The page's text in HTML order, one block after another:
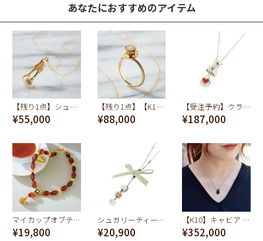
あなたにおすすめのアイテム
【残り1点】シュガートング ネックレス K10-イエローゴールド
¥55,000
【残り1点】【K10】ティーカップ リング
¥88,000
【受注予約】クラウンエッグネックレス
¥187,000
マイカップオブティー ネックレス
¥19,800
シュガリーティースプーン ネックレス
¥20,900
【K10】キャビア ネックレス 5g【オーダージュエリー】【受注予約】
¥352,000